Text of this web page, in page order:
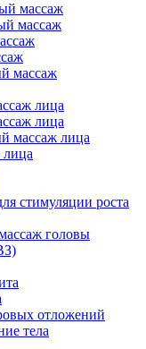
массаж
массаж
массаж
лица
лица
массаж лица
стимуляции роста
головы
отложений
тела